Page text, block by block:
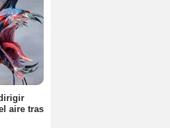
aire tras